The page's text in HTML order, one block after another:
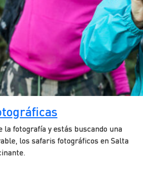
la fotografía y estás buscando una
los safaris fotográficos en Salta